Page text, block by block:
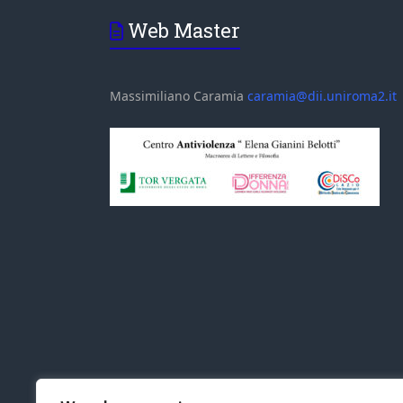
Web Master
Massimiliano Caramia caramia@dii.uniroma2.it